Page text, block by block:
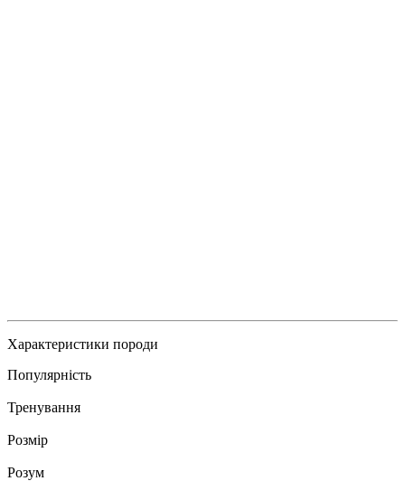
Характеристики породи
Популярність
Тренування
Розмір
Розум